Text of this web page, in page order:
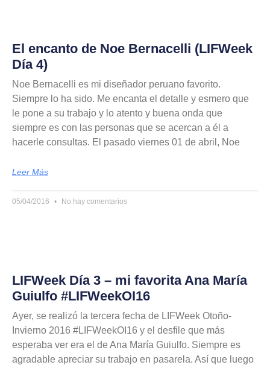
El encanto de Noe Bernacelli (LIFWeek
Día 4)
Noe Bernacelli es mi diseñador peruano favorito.
Siempre lo ha sido. Me encanta el detalle y esmero que
le pone a su trabajo y lo atento y buena onda que
siempre es con las personas que se acercan a él a
hacerle consultas. El pasado viernes 01 de abril, Noe
Leer Más
05/04/2016 No hay comentarios
LIFWeek Día 3 – mi favorita Ana María
Guiulfo #LIFWeekOI16
Ayer, se realizó la tercera fecha de LIFWeek Otoño-
Invierno 2016 #LIFWeekOI16 y el desfile que más
esperaba ver era el de Ana María Guiulfo. Siempre es
agradable apreciar su trabajo en pasarela. Así que luego